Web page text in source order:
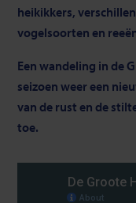
heikikkers,
vogelsoorten en
Een wandeling in de
seizoen weer een
van de rust en de
toe.